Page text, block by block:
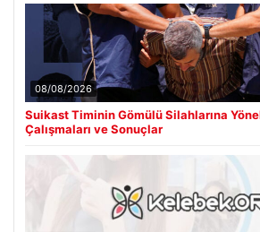
08/08/2026
Suikast Timinin Gömülü Silahlarına
Çalışmaları ve Sonuçlar